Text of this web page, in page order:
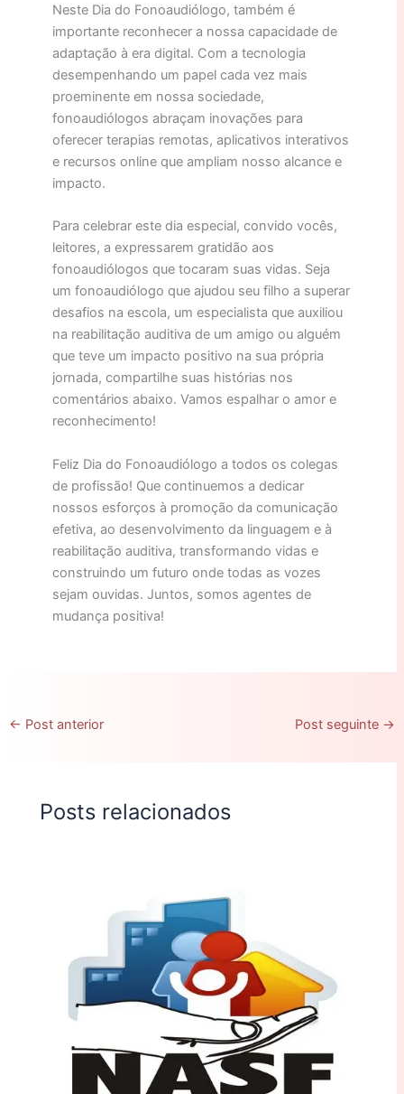
Neste Dia do Fonoaudiólogo, também é
importante reconhecer a nossa capacidade de
adaptação à era digital. Com a tecnologia
desempenhando um papel cada vez mais
proeminente em nossa sociedade,
fonoaudiólogos abraçam inovações para
oferecer terapias remotas, aplicativos interativos
e recursos online que ampliam nosso alcance e
impacto.
Para celebrar este dia especial, convido vocês,
leitores, a expressarem gratidão aos
fonoaudiólogos que tocaram suas vidas. Seja
um fonoaudiólogo que ajudou seu filho a superar
desafios na escola, um especialista que auxiliou
na reabilitação auditiva de um amigo ou alguém
que teve um impacto positivo na sua própria
jornada, compartilhe suas histórias nos
comentários abaixo. Vamos espalhar o amor e
reconhecimento!
Feliz Dia do Fonoaudiólogo a todos os colegas
de profissão! Que continuemos a dedicar
nossos esforços à promoção da comunicação
efetiva, ao desenvolvimento da linguagem e à
reabilitação auditiva, transformando vidas e
construindo um futuro onde todas as vozes
sejam ouvidas. Juntos, somos agentes de
mudança positiva!
← Post anterior Post seguinte →
Posts relacionados